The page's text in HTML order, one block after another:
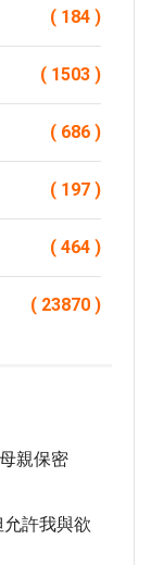
( 184 )
( 1503 )
( 686 )
( 197 )
( 464 )
( 23870 )
親保密
許我與欲